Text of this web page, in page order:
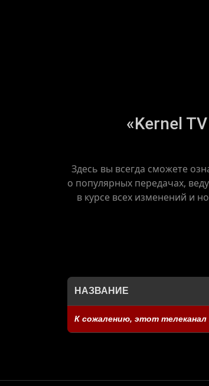
«Kernel
Здесь вы всегда сможете
о популярных передачах,
в курсе всех изменений и
НАЗВАНИЕ
К сожалению, этот телеканал